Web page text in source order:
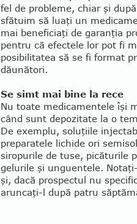
fel de probleme, chiar şi
sfătuim să luaţi un
mai benefi­ciaţi de garanţia
pentru că efectele lor pot fi
posibilitatea să se fi format
dăunători.
Se simt mai bine la rece
Nu toate medicamentele îşi
când sunt depozitate la o
De exemplu, soluţiile
pre­para­tele lichide ori
siropurile de tuse, picăturile
gelurile şi unguentele.
şi, dacă pros­pectul nu
aruncaţi-l după patru